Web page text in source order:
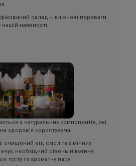
склад – ключові переваги
наявності.
з натуральних компонентів, які
здоров'я користувача:
очищений від смол та хімічних
необхідний рівень нікотину.
густу та ароматну пару.